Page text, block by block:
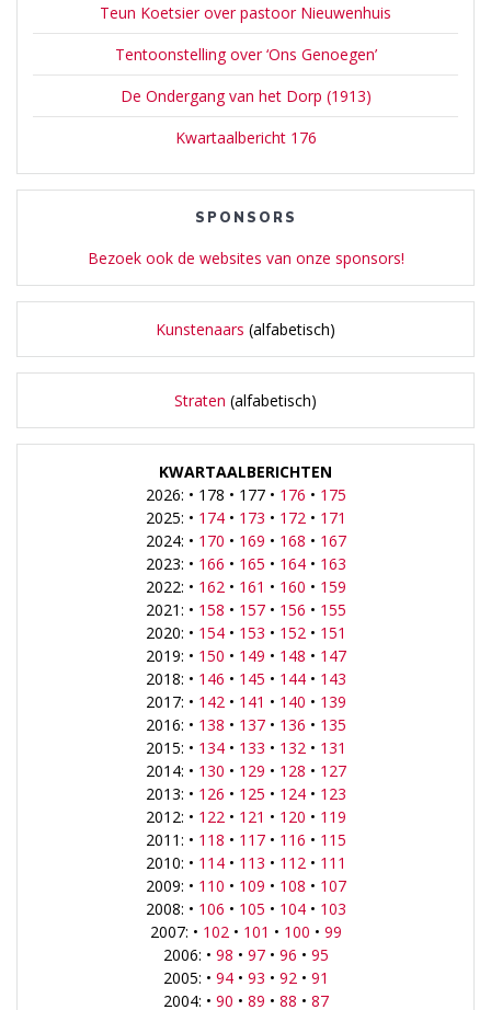
Teun Koetsier over pastoor Nieuwenhuis
Tentoonstelling over ‘Ons Genoegen’
De Ondergang van het Dorp (1913)
Kwartaalbericht 176
SPONSORS
Bezoek ook de websites van onze sponsors!
Kunstenaars (alfabetisch)
Straten (alfabetisch)
KWARTAALBERICHTEN
2026: • 178 • 177 • 176 • 175
2025: • 174• 173 • 172 • 171
2024: • 170 • 169 • 168 • 167
2023: • 166 • 165 • 164• 163
2022: • 162 • 161 • 160 • 159
2021: • 158 • 157• 156 • 155
2020: • 154• 153 • 152 • 151
2019: • 150 • 149 • 148 • 147
2018: • 146 • 145 • 144• 143
2017: • 142 • 141 • 140 • 139
2016: • 138 • 137• 136 • 135
2015: • 134• 133 • 132 • 131
2014: • 130 • 129 • 128 • 127
2013: • 126 • 125 • 124• 123
2012: • 122 • 121 • 120 • 119
2011: • 118 • 117• 116 • 115
2010: • 114• 113 • 112 • 111
2009: • 110 • 109 • 108 • 107
2008: • 106 • 105 • 104• 103
2007: • 102 • 101 • 100 • 99
2006: • 98 • 97• 96 • 95
2005: • 94• 93 • 92 • 91
2004: • 90 • 89 • 88 • 87